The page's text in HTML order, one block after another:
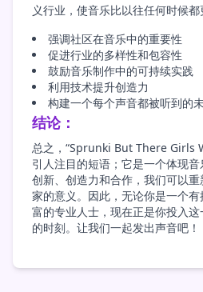
义行业，使音乐比以往任何时候都
强调社区在音乐中的重要性
促进行业的多样性和包容性
鼓励音乐制作中的可持续实践
利用技术提升创造力
构建一个每个声音都被听到的
结论：
总之，“Sprunki But There Girls
引人注目的短语；它是一个体现
创新、创造力和合作，我们可以
家的意义。因此，无论你是一个
富的专业人士，现在正是你投入
的时刻。让我们一起发出声音吧！